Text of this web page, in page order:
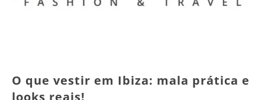
O que vestir em Ibiza: mala prática e
looks reais!